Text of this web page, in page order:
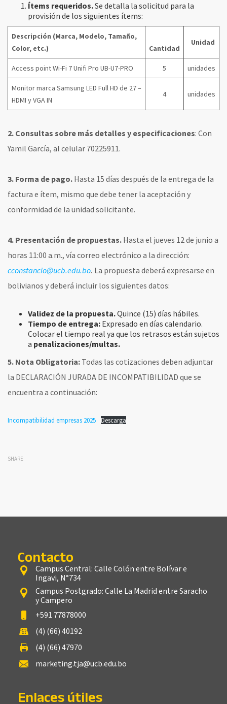
Ítems requeridos.Se detalla la solicitud para la
provisión de los siguientes ítems:
Descripción (Marca, Modelo, Tamaño,
Color, etc.)
Cantidad
Unidad
Access point Wi-Fi 7 Unifi Pro UB-U7-PRO 5 unidades
Monitor marca Samsung LED Full HD de 27 –
HDMI y VGA IN
4 unidades
2. Consultas sobre más detalles y especificaciones: Con
Yamil García, al celular 70225911.
3. Forma de pago. Hasta 15 días después de la entrega de la
factura e ítem, mismo que debe tener la aceptación y
conformidad de la unidad solicitante.
4. Presentación de propuestas. Hasta el jueves 12 de junio a
horas 11:00 a.m., vía correo electrónico a la dirección:
cconstancio@ucb.edu.bo. La propuesta deberá expresarse en
bolivianos y deberá incluir los siguientes datos:
Validez de la propuesta.Quince (15) días hábiles.
Tiempo de entrega: Expresado en días calendario.
Colocar el tiempo real ya que los retrasos están sujetos
a penalizaciones/multas.
5. Nota Obligatoria: Todas las cotizaciones deben adjuntar
la DECLARACIÓN JURADA DE INCOMPATIBILIDAD que se
encuentra a continuación:
Incompatibilidad empresas 2025 Descarga
SHARE
Contacto
Campus Central: Calle Colón entre Bolívar e
Ingavi, N°734
Campus Postgrado: Calle La Madrid entre Saracho
y Campero
+591 77878000
(4) (66) 40192
(4) (66) 47970
marketing.tja@ucb.edu.bo
Enlaces útiles